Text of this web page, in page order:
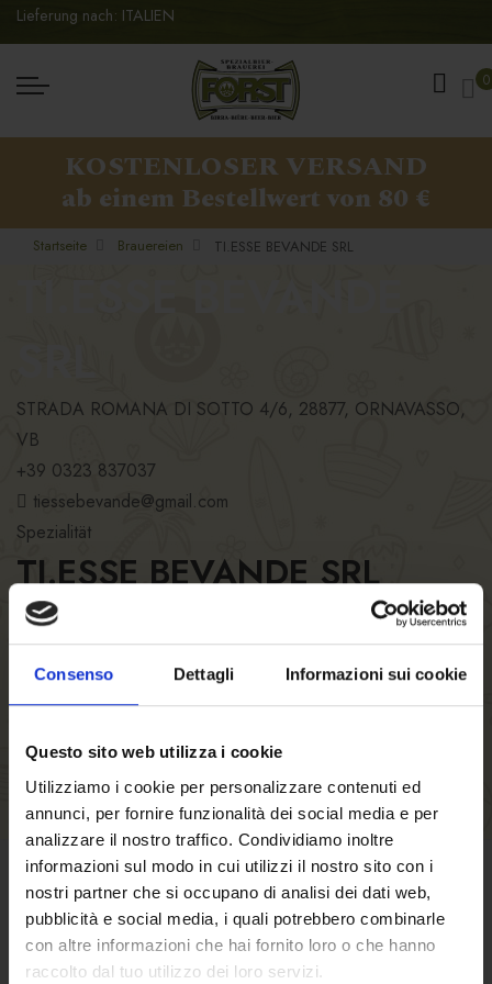
Consenso Dettagli Informazioni sui cookie
Questo sito web utilizza i cookie
Utilizziamo i cookie per personalizzare contenuti ed
annunci, per fornire funzionalità dei social media e per
analizzare il nostro traffico. Condividiamo inoltre
informazioni sul modo in cui utilizzi il nostro sito con i
nostri partner che si occupano di analisi dei dati web,
pubblicità e social media, i quali potrebbero combinarle
con altre informazioni che hai fornito loro o che hanno
raccolto dal tuo utilizzo dei loro servizi.
Lieferung nach: ITALIEN
0
KOSTENLOSER VERSAND
ab einem Bestellwert von 80 €
Startseite Brauereien TI.ESSE BEVANDE SRL
STRADA ROMANA DI SOTTO 4/6, 28877, ORNAVASSO,
VB
+39 0323 837037
tiessebevande@gmail.com
Spezialität
TI.ESSE BEVANDE SRL
Öffnungszeiten des FORST Lokales
Küchenzeiten
Anzahl der Sitze
GESCHÄFTSBEDINGUNGEN
Klicken Sie hierum die